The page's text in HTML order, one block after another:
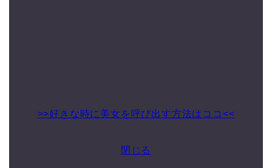
>>好きな時に美女を呼び出す方法はココ<<
閉じる